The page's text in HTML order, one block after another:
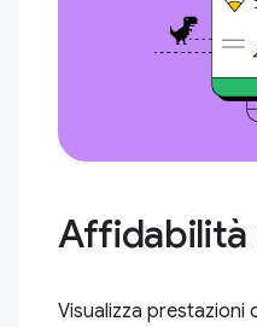
Affidabilità
Visualizza prestazioni